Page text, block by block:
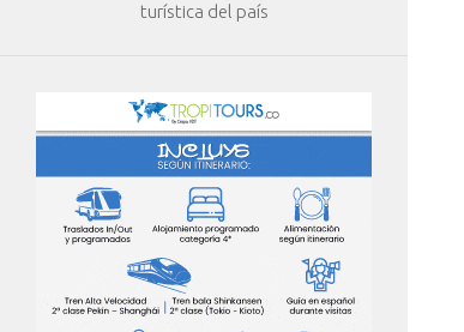
turística del país